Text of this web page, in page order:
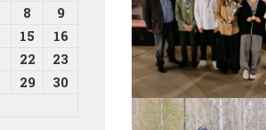
8
9
15
16
22
23
29
30